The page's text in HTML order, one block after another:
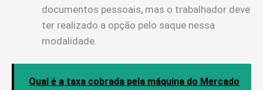
documentos pessoais, mas o trabalhador deve
ter realizado a opção pelo saque nessa
modalidade.
Qual é a taxa cobrada pela máquina do Mercado